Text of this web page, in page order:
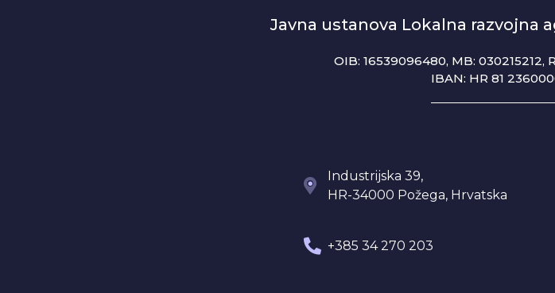
Javna ustanova Lokalna razvojna
OIB: 16539096480, MB: 030215212,
IBAN: HR 81
Industrijska 39,
HR-34000 Požega, Hrvatska
+385 34 270 203